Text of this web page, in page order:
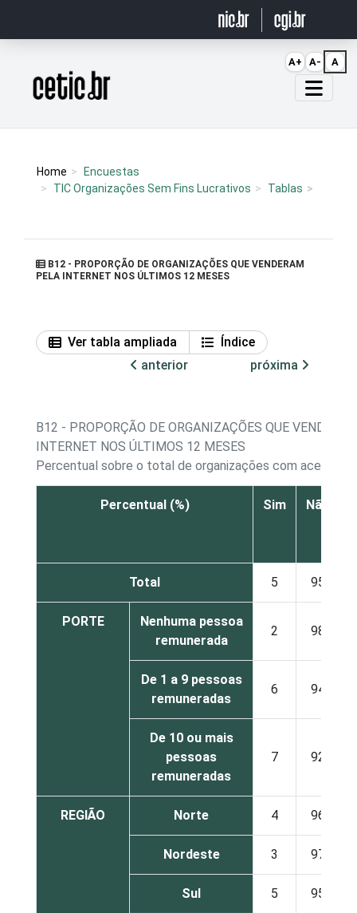
Página inicial
Home
Encuestas
TIC Organizações Sem Fins Lucrativos
Tablas
B12 - PROPORÇÃO DE ORGANIZAÇÕES QUE VENDERAM
PELA INTERNET NOS ÚLTIMOS 12 MESES
Ver tabla ampliada
Índice
anterior
próxima
B12 - PROPORÇÃO DE ORGANIZAÇÕES QUE
INTERNET NOS ÚLTIMOS 12 MESES
Percentual sobre o total de organizações com acesso à
Percentual (%) Sim Não
Total 5 95
PORTE
Nenhuma pessoa
remunerada
2 98
De 1 a 9 pessoas
remuneradas
6 94
De 10 ou mais
pessoas
remuneradas
7 92
REGIÃO Norte 4 96
Nordeste 3 97
Sul 5 95
A+ A- A